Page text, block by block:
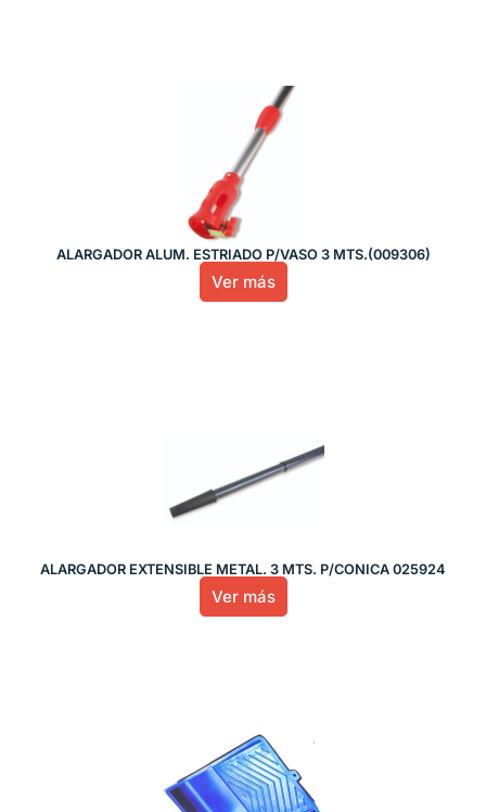
ALARGADOR ALUM. ESTRIADO P/VASO 3 MTS.(009306)
Ver más
ALARGADOR EXTENSIBLE METAL. 3 MTS. P/CONICA 025924
Ver más